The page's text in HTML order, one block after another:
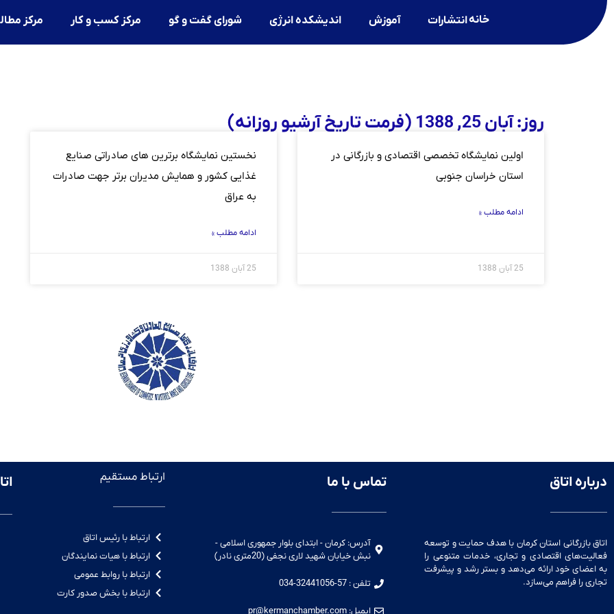
خانهانتشارات آموزش اندیشکده انرژی شورای گفت و گو مرکز کسب و کار مرکز
روز: آبان 25, 1388 (فرمت تاریخ آرشیو روزانه)
اولین نمایشگاه تخصصی اقتصادی و بازرگانی در
استان خراسان جنوبی
ادامه مطلب »
25 آبان 1388
نخستین نمایشگاه برترین های صادراتی صنایع
غذایی کشور و همایش ‏مدیران برتر جهت صادرات
به عراق
ادامه مطلب »
25 آبان 1388
درباره اتاق
اتاق بازرگانی استان کرمان با هدف حمایت و توسعه
فعالیت‌های اقتصادی و تجاری، خدمات متنوعی را
به اعضای خود ارائه می‌دهد و بستر رشد و پیشرفت
تجاری را فراهم می‌سازد.
تماس با ما
آدرس: کرمان - ابتدای بلوار جمهوری اسلامی -
نبش خیابان شهید لاری نجفی (20متری نادر)
تلفن : 57-32441056-034
ایمیل: pr@kermanchamber.com
ارتباط مستقیم
ارتباط با رئیس اتاق
ارتباط با هیات نمایندگان
ارتباط با روابط عمومی
ارتباط با بخش صدور کارت